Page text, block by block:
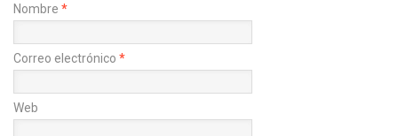
Nombre *
Correo electrónico *
Web